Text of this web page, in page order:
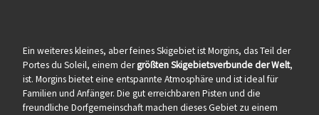
Ein weiteres kleines, aber feines Skigebiet ist Morgins, das Teil der
Portes du Soleil, einem dergrößten Skigebietsverbunde der Welt,
ist. Morgins bietet eine entspannte Atmosphäre und ist ideal für
Familien und Anfänger. Die gut erreichbaren Pisten und die
freundliche Dorfgemeinschaft machen dieses Gebiet zu einem